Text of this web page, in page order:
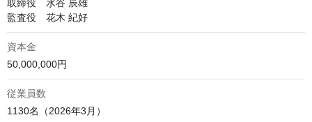
取締役　水谷 辰雄
監査役　花木 紀好
資本金
50,000,000円
従業員数
1130名（2026年3月）